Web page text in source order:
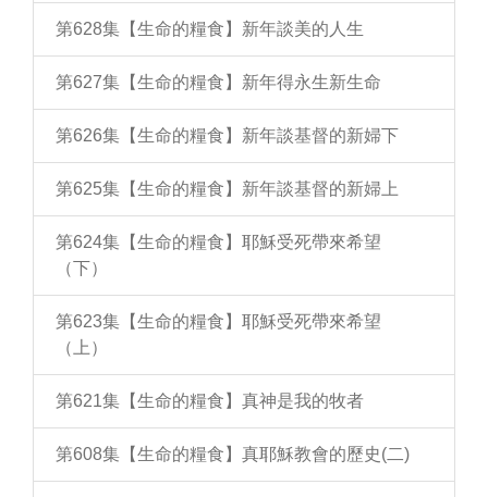
第628集【生命的糧食】新年談美的人生
第627集【生命的糧食】新年得永生新生命
第626集【生命的糧食】新年談基督的新婦下
第625集【生命的糧食】新年談基督的新婦上
第624集【生命的糧食】耶穌受死帶來希望
（下）
第623集【生命的糧食】耶穌受死帶來希望
（上）
第621集【生命的糧食】真神是我的牧者
第608集【生命的糧食】真耶穌教會的歷史(二)